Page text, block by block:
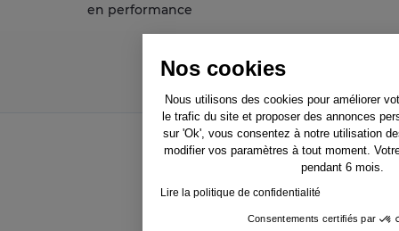
Nos cookies
Nous utilisons des cookies pour améliorer
le trafic du site et proposer des annonces
sur 'Ok', vous consentez à notre utilisation
modifier vos paramètres à tout moment.
pendant 6 mois.
Lire la politique de confidentialité
Consentements certifiés par
en performance